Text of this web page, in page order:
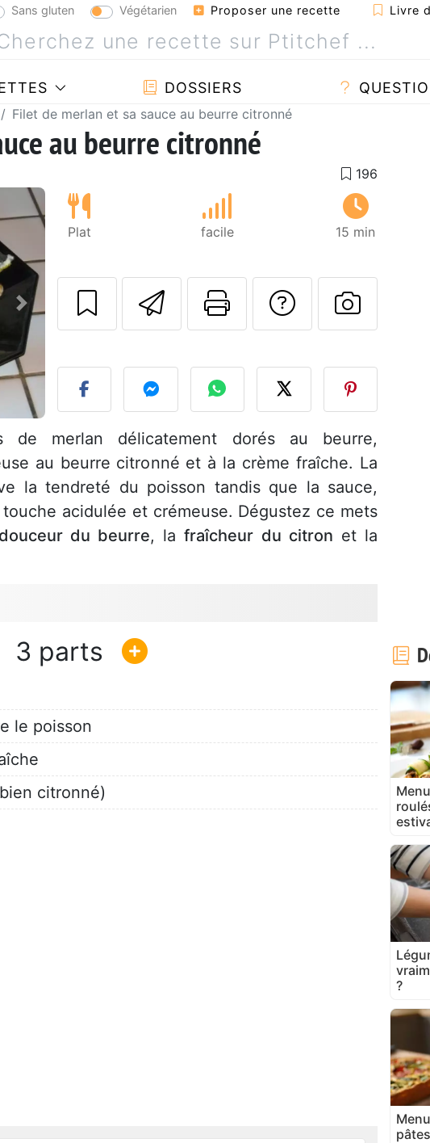
Sans gluten Végétarien Proposer une recette Livre
DOSSIERS
Filet de merlan et sa sauce au beurre citronné
au beurre citronné
Suivant
Plat facile 15 min
Envoyer cette
Imprimer cette
Poser
merlan délicatement dorés au beurre,
au beurre citronné et à la crème fraîche. La
la tendreté du poisson tandis que la sauce,
acidulée et crémeuse. Dégustez ce mets
douceur du beurre, lafraîcheur du citron et la
3
le poisson
citronné)
?